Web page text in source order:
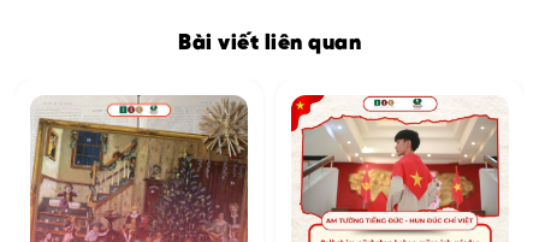
Bài viết liên quan